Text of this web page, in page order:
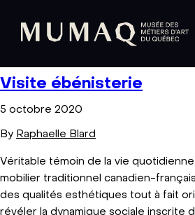
Visite ébénisterie
5 octobre 2020
By Raphaelle Blard
Véritable témoin de la vie
mobilier traditionnel canadien-
des qualités esthétiques tout à fait
révéler la dynamique sociale inscrite